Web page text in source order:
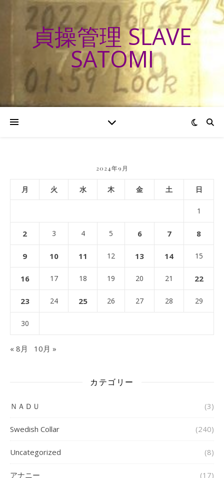
貞操管理 SLAVE
SATOMI
2024年9月
月 火 水 木 金 土 日
1
2 3 4 5 6 7 8
9 10 11 12 13 14 15
16 17 18 19 20 21 22
23 24 25 26 27 28 29
30
« 8月 10月 »
カテゴリー
ＮＡＤＵ (3)
Swedish Collar (240)
Uncategorized (8)
アナニー (17)